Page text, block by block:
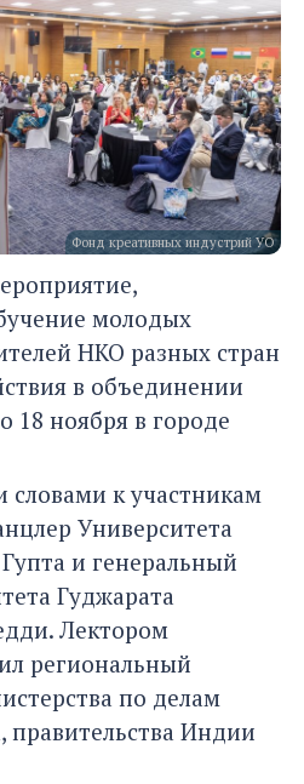
Фонд креативных индустрий УО
молодых
НКО разных стран
в объединении
18 ноября в городе
к участникам
Университета
и генеральный
Гуджарата
Лектором
региональный
по делам
Индии